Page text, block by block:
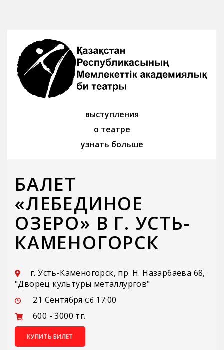
выступления
о театре
узнать больше
БАЛЕТ
«ЛЕБЕДИНОЕ
ОЗЕРО» В Г. УСТЬ-
КАМЕНОГОРСК
г. Усть-Каменогорск, пр. Н. Назарбаева 68,
"Дворец культуры металлургов"
21 Сентября Сб 17:00
600 - 3000 тг.
КУПИТЬ БИЛЕТ